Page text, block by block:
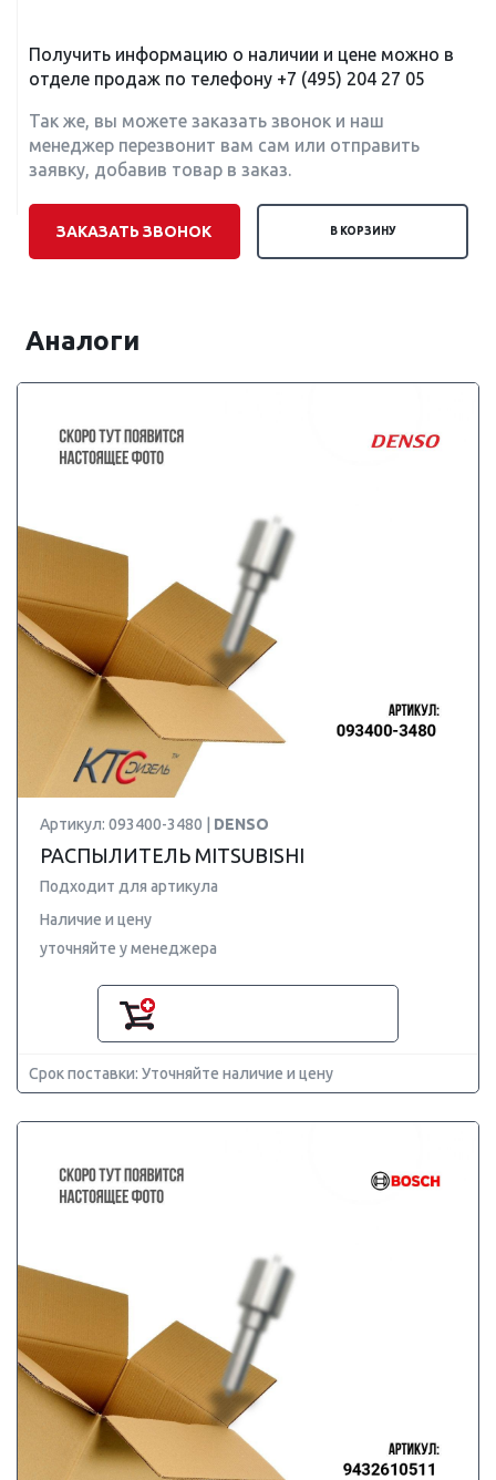
Получить информацию о наличии и цене можно в
отделе продаж по телефону +7 (495) 204 27 05
Так же, вы можете заказать звонок и наш
менеджер перезвонит вам сам или отправить
заявку, добавив товар в заказ.
ЗАКАЗАТЬ ЗВОНОК В КОРЗИНУ
Аналоги
Артикул: 093400-3480 | DENSO
РАСПЫЛИТЕЛЬ MITSUBISHI
Подходит для артикула
Наличие и цену
уточняйте у менеджера
Срок поставки: Уточняйте наличие и цену